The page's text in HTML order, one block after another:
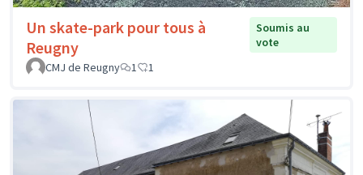
Un skate-park pour tous à
Reugny
Soumis au
vote
CMJ de Reugny
1 1